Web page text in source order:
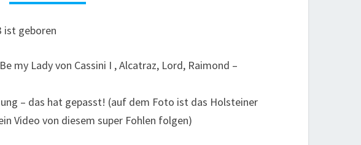
ist geboren
my Lady von Cassini I , Alcatraz, Lord, Raimond –
– das hat gepasst! (auf dem Foto ist das Holsteiner
Video von diesem super Fohlen folgen)